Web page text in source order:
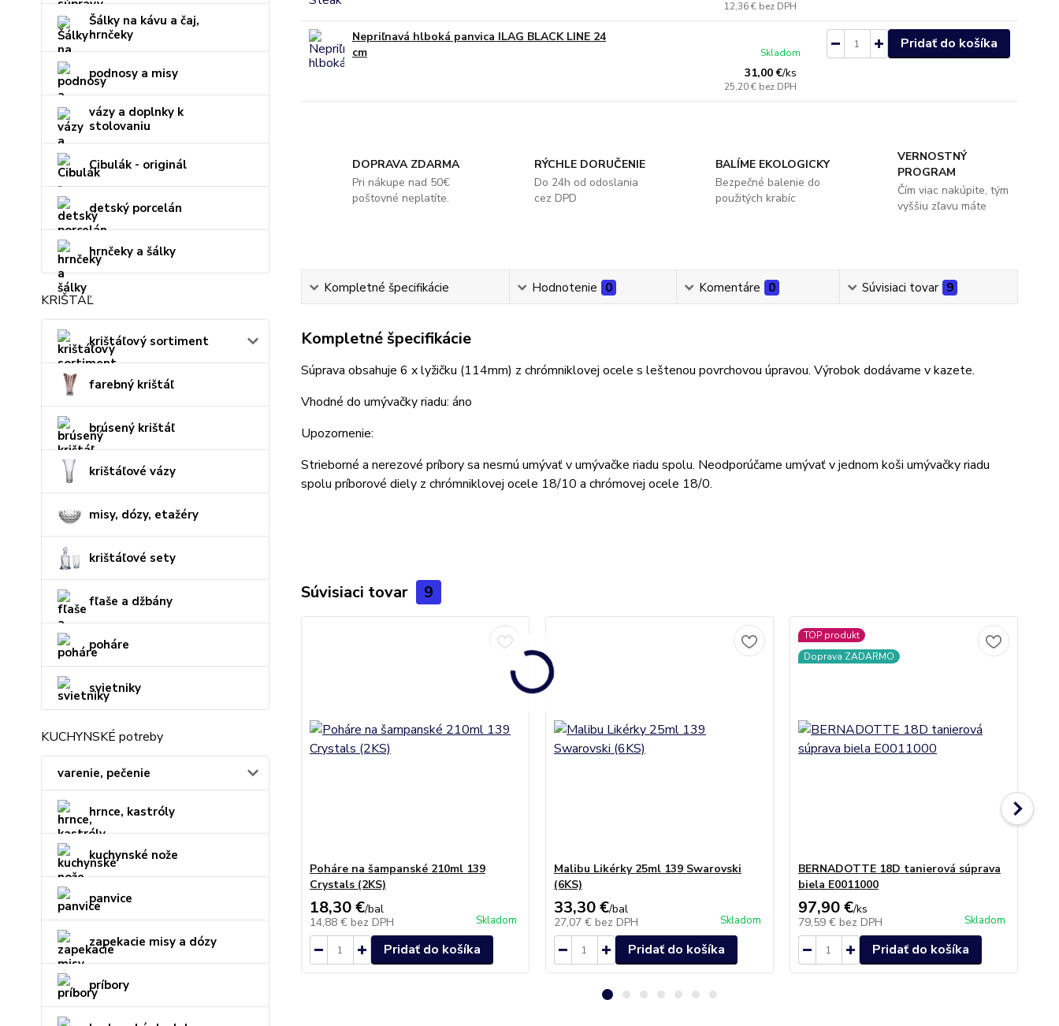
Šálky na kávu a čaj,
hrnčeky
podnosy a misy
vázy a doplnky k
stolovaniu
Cibulák - originál
detský porcelán
hrnčeky a šálky
KRIŠTÁĽ
krištáľový sortiment
farebný krištáľ
brúsený krištáľ
krištáľové vázy
misy, dózy, etažéry
krištáľové sety
fľaše a džbány
poháre
svietniky
KUCHYNSKÉ potreby
varenie, pečenie
hrnce, kastróly
kuchynské nože
panvice
zapekacie misy a dózy
príbory
12,36 € bez DPH
Nepriľnavá hlboká panvica ILAG BLACK LINE 24
cm
31,00 €/ks
25,20 € bez DPH
Skladom
Pridať do košíka
DOPRAVA ZDARMA
Pri nákupe nad 50€
poštovné neplatíte.
RÝCHLE DORUČENIE
Do 24h od odoslania
cez DPD
BALÍME EKOLOGICKY
Bezpečné balenie do
použitých krabíc
VERNOSTNÝ
PROGRAM
Čím viac nakúpite, tým
vyššiu zľavu máte
Kompletné špecifikácie Hodnotenie 0 Komentáre 0 Súvisiaci tovar 9
Kompletné špecifikácie
Súprava obsahuje 6 x lyžičku (114mm) z chrómniklovej ocele s leštenou povrchovou úpravou. Výrobok dodávame v kazete.
Vhodné do umývačky riadu: áno
Upozornenie:
Strieborné a nerezové príbory sa nesmú umývať v umývačke riadu spolu. Neodporúčame umývať v jednom koši umývačky riadu
spolu príborové diely z chrómniklovej ocele 18/10 a chrómovej ocele 18/0.
Súvisiaci tovar 9
Poháre na šampanské 210ml 139
Crystals (2KS)
18,30 €/bal
14,88 € bez DPH Skladom
Pridať do košíka
Malibu Likérky 25ml 139 Swarovski
(6KS)
33,30 €/bal
27,07 € bez DPH Skladom
Pridať do košíka
TOP produkt
Doprava ZADARMO
BERNADOTTE 18D tanierová súprava
biela E0011000
97,90 €/ks
79,59 € bez DPH Skladom
Pridať do košíka